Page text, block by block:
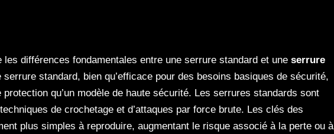
différences fondamentales entre une serrure standard et une serrure
serrure standard, bien qu’efficace pour des besoins basiques de sécurité,
protection qu’un modèle de haute sécurité. Les serrures standards sont
de crochetage et d’attaques par force brute. Les clés des
plus simples à reproduire, augmentant le risque associé à la perte ou à